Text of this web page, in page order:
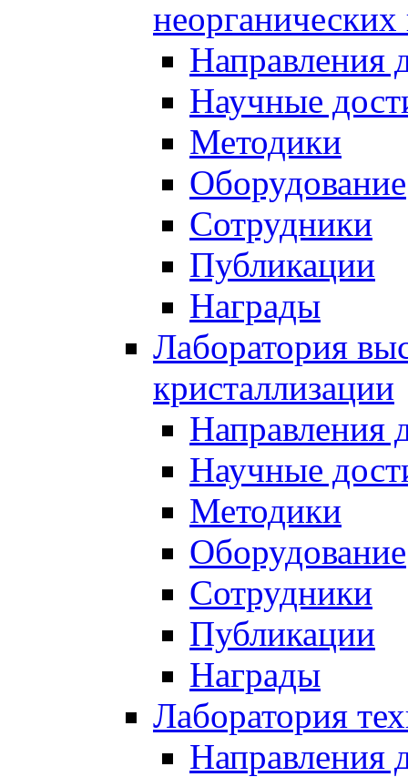
Направления
Научные
Методики
Оборудование
Сотрудники
Публикации
Награды
Лаборатория
кристаллизации
Направления
Научные
Методики
Оборудование
Сотрудники
Публикации
Награды
Лаборатория
Направления